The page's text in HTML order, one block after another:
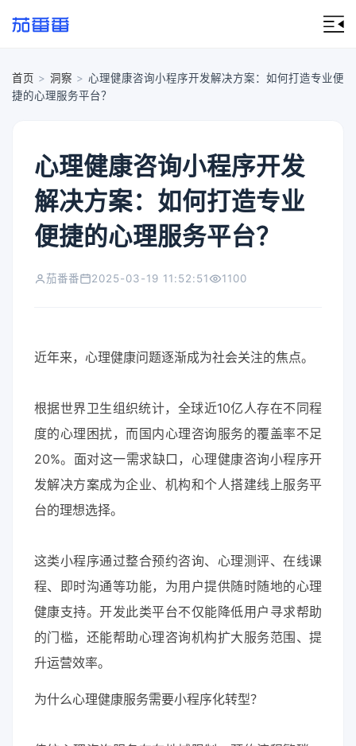
首页 > 洞察 > 心理健康咨询小程序开发解决方案：如何打造专业便
捷的心理服务平台？
心理健康咨询小程序开发
解决方案：如何打造专业
便捷的心理服务平台？
茄番番 2025-03-19 11:52:51 1100
近年来，心理健康问题逐渐成为社会关注的焦点。
根据世界卫生组织统计，全球近10亿人存在不同程
度的心理困扰，而国内心理咨询服务的覆盖率不足
20%。面对这一需求缺口，心理健康咨询小程序开
发解决方案成为企业、机构和个人搭建线上服务平
台的理想选择。
这类小程序通过整合预约咨询、心理测评、在线课
程、即时沟通等功能，为用户提供随时随地的心理
健康支持。开发此类平台不仅能降低用户寻求帮助
的门槛，还能帮助心理咨询机构扩大服务范围、提
升运营效率。
为什么心理健康服务需要小程序化转型？